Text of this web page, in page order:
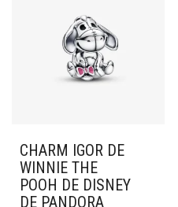
CHARM IGOR DE
WINNIE THE
POOH DE DISNEY
DE PANDORA